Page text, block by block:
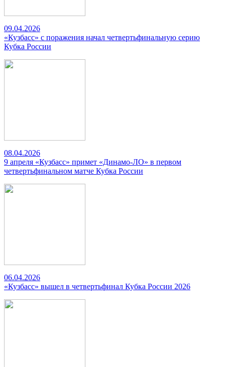
09.04.2026
«Кузбасс» с поражения начал четвертьфинальную серию
Кубка России
08.04.2026
9 апреля «Кузбасс» примет «Динамо-ЛО» в первом
четвертьфинальном матче Кубка России
06.04.2026
«Кузбасс» вышел в четвертьфинал Кубка России 2026